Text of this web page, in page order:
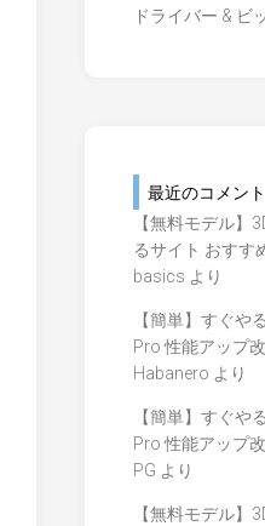
ドライバー & ビ
最近のコメント
【無料モデル】
るサイト おすす
basics より
【簡単】すぐや
Pro 性能アップ
Habanero より
【簡単】すぐや
Pro 性能アップ
PG より
【無料モデル】